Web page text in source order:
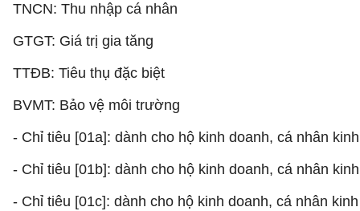
TNCN: Thu nhập cá nhân
GTGT: Giá trị gia tăng
TTĐB: Tiêu thụ đặc biệt
BVMT: Bảo vệ môi trường
- Chỉ tiêu [01a]: dành cho hộ kinh doanh, cá nhân
- Chỉ tiêu [01b]: dành cho hộ kinh doanh, cá nhân
- Chỉ tiêu [01c]: dành cho hộ kinh doanh, cá nhân